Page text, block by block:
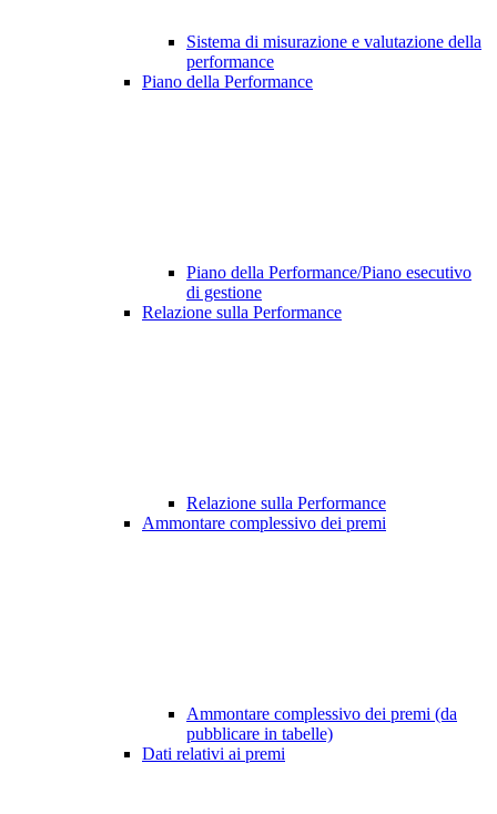
Sistema di misurazione e valutazione della
performance
Piano della Performance
Piano della Performance/Piano esecutivo
di gestione
Relazione sulla Performance
Relazione sulla Performance
Ammontare complessivo dei premi
Ammontare complessivo dei premi (da
pubblicare in tabelle)
Dati relativi ai premi